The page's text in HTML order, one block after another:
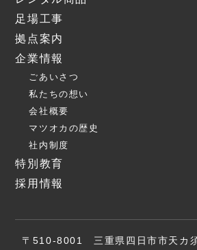
足場工事
拠点案内
企業情報
ごあいさつ
私たちの想い
会社概要
マツオカの歴史
社内制度
特別教育
採用情報
〒510-8001 三重県四日市市天カ